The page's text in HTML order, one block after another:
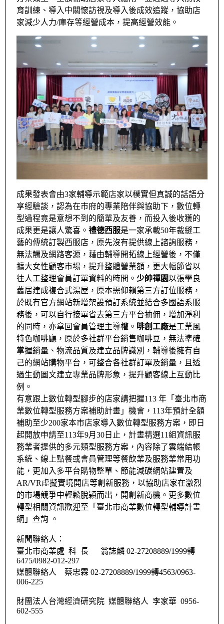
育訓練、導入中關懷訪視及導入後成效追蹤，協助店
家減少人力/庫存等經營成本，提高經營效能。
成果發表會由3家輔導示範店家以樸實但真誠的話語分
享經驗談，認為在市府的專業陪伴與協助下，數位轉
型過程竟是意想不到的簡單及友善，而投入後收獲的
成果更是讓人驚喜。 禮德西服是一家承載50年裁縫工
藝的傳統訂製西服店，原先沒有提供線上諮詢服務，
無法觸及網路客源，藉由輔導開拓線上經營後，不僅
擴大女性顧客市場，提升整體營業額，更大幅節省以
往人工整理會員訂單資料的時間。 少帥禪園以張學良
舊居建成複合式湯屋，原本需仰賴第三方訂位服務，
於既有官方網站新增架設預訂系統並結合多國語系服
務後，可以自行接單省去第三方平台抽佣，增加淨利
的同時，亦拿回會員管理主導權。 啡創工廠是工業風
特色咖啡廳，原於多社群平台銷售咖啡豆，無法準確
掌握銷量、物流品質及建立品牌識別，輔導後擁有自
己的網站購物平台，可整合各社群訂單及銷量，且透
過生動圖文建立專業品牌形象，提升顧客線上互動比
例。
有意跟上數位轉型腳步的店家請把握113 年「臺北市商
業數位轉型服務方案補助計畫」機會，113年預計全額
補助至少200家本市店家導入數位轉型服務方案，即日
起開放申請至113年9月30日止，計畫精選11組資訊服
務業者提供的多元類型服務方案，內容除了雲端結帳
系統、線上點餐或會員管理等餐飲業及服務業常用功
能，更加入多平台購物整單、節能減碳網站建置及
AR/VR虛擬實境開店等創新服務，以協助店家在激烈
的市場競爭中輕鬆脫穎而出，開創新商機。更多數位
轉型相關資訊歡迎至「臺北市商業數位轉型輔導計畫
網」查詢 。
新聞聯絡人：
臺北市商業處 科 長 翁誌麟 02-27208889/1999轉
6475/0982-012-297
媒體聯絡人 蔡忠霖 02-27208889/1999轉4563/0963-
006-225
財團法人台灣經濟研究院 媒體聯絡人 李家華 0956-
602-555